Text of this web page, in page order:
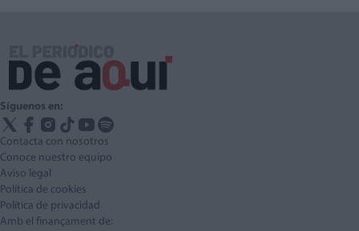
Síguenos en:
Contacta con nosotros
Conoce nuestro equipo
Aviso legal
Política de cookies
Política de privacidad
Amb el finançament de: